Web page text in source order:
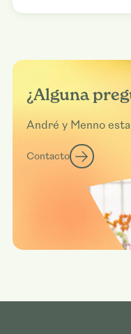
¿Alguna
André y Menno
Contacto